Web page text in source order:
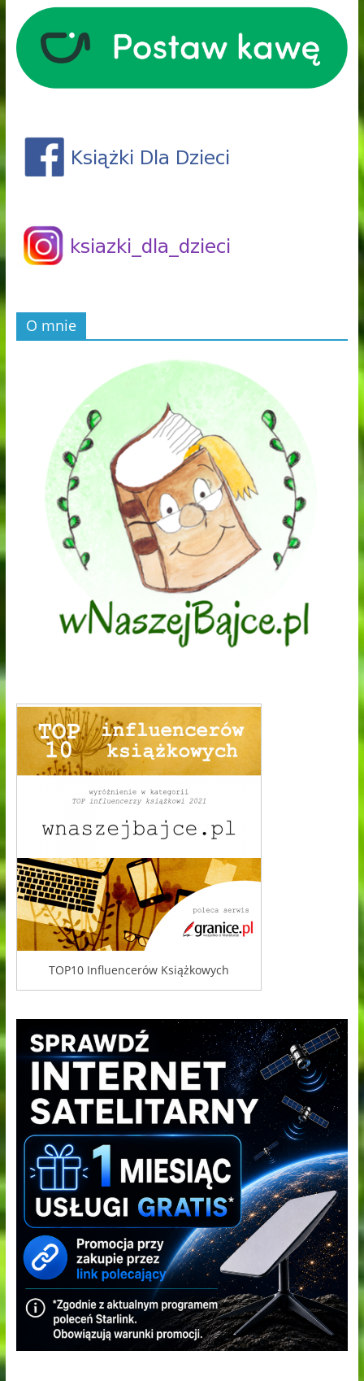
O mnie
TOP10 Influencerów Książkowych